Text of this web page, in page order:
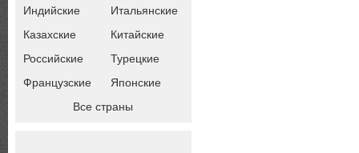
Индийские
Итальянские
Казахские
Китайские
Российские
Турецкие
Французские
Японские
Все страны